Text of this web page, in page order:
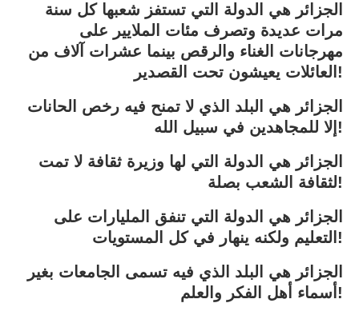
الجزائر هي الدولة التي تستفز شعبها كل سنة
مرات عديدة وتصرف مئات الملايير على
مهرجانات الغناء والرقص بينما عشرات آلاف من
العائلات يعيشون تحت القصدير!
الجزائر هي البلد الذي لا تمنح فيه رخص الحانات
إلا للمجاهدين في سبيل الله!
الجزائر هي الدولة التي لها وزيرة ثقافة لا تمت
لثقافة الشعب بصلة!
الجزائر هي الدولة التي تنفق المليارات على
التعليم ولكنه ينهار في كل المستويات!
الجزائر هي البلد الذي فيه تسمى الجامعات بغير
أسماء أهل الفكر والعلم!